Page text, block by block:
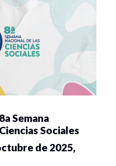
Semana
Sociales
de 2025,